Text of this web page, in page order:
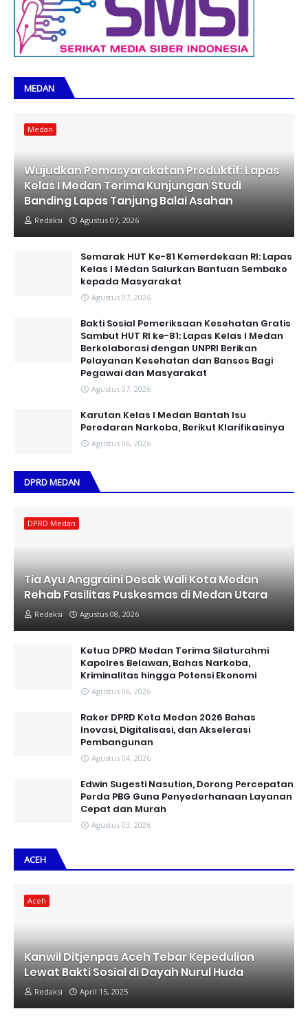
MEDAN
Medan
Wujudkan Pemasyarakatan Produktif: Lapas
Kelas I Medan Terima Kunjungan Studi
Banding Lapas Tanjung Balai Asahan
Redaksi Agustus 07, 2026
Semarak HUT Ke-81 Kemerdekaan RI: Lapas
Kelas I Medan Salurkan Bantuan Sembako
kepada Masyarakat
Agustus 07, 2026
Bakti Sosial Pemeriksaan Kesehatan Gratis
Sambut HUT RI ke-81: Lapas Kelas I Medan
Berkolaborasi dengan UNPRI Berikan
Pelayanan Kesehatan dan Bansos Bagi
Pegawai dan Masyarakat
Agustus 07, 2026
Karutan Kelas I Medan Bantah Isu
Peredaran Narkoba, Berikut Klarifikasinya
Agustus 06, 2026
DPRD MEDAN
DPRD Medan
Tia Ayu Anggraini Desak Wali Kota Medan
Rehab Fasilitas Puskesmas di Medan Utara
Redaksi Agustus 08, 2026
Ketua DPRD Medan Terima Silaturahmi
Kapolres Belawan, Bahas Narkoba,
Kriminalitas hingga Potensi Ekonomi
Agustus 06, 2026
Raker DPRD Kota Medan 2026 Bahas
Inovasi, Digitalisasi, dan Akselerasi
Pembangunan
Agustus 04, 2026
Edwin Sugesti Nasution, Dorong Percepatan
Perda PBG Guna Penyederhanaan Layanan
Cepat dan Murah
Agustus 03, 2026
ACEH
Aceh
Kanwil Ditjenpas Aceh Tebar Kepedulian
Lewat Bakti Sosial di Dayah Nurul Huda
Redaksi April 15, 2025